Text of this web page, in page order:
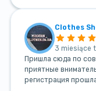
Clothes
3 miesiące
Пришла сюда по
приятные
регистрация